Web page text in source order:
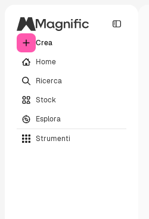
Crea
Home
Ricerca
Stock
Esplora
Strumenti